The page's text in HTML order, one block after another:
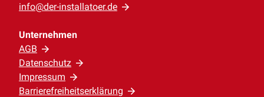
planen, wo Sie das aufbereitete
Regenwasser verwenden. Dies spielt
auch eine wichtige Rolle, wenn es um
die richtige Größenordnung der
Regenwassernutzungsanlage geht.
info@der-installatoer.de
Unternehmen
AGB
Datenschutz
Impressum
Barrierefreiheitserklärung